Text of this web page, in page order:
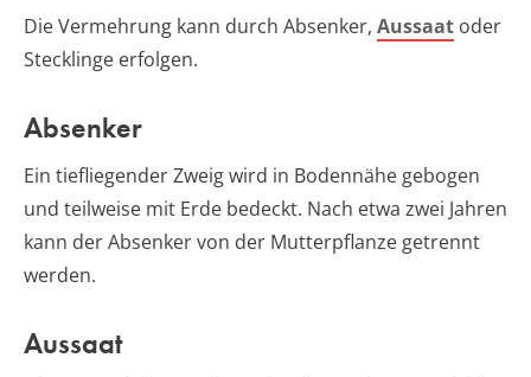
Die Vermehrung kann durch Absenker, Aussaat oder
Stecklinge erfolgen.
Absenker
Ein tiefliegender Zweig wird in Bodennähe gebogen
und teilweise mit Erde bedeckt. Nach etwa zwei Jahren
kann der Absenker von der Mutterpflanze getrennt
werden.
Aussaat